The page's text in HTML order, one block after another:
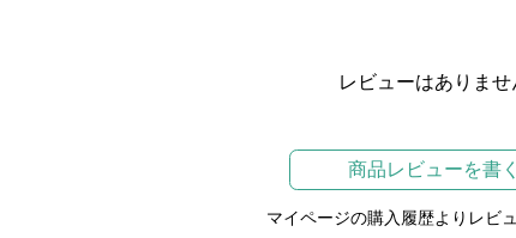
レビューはありませ
商品レビューを書く
マイページの購入履歴よりレビ